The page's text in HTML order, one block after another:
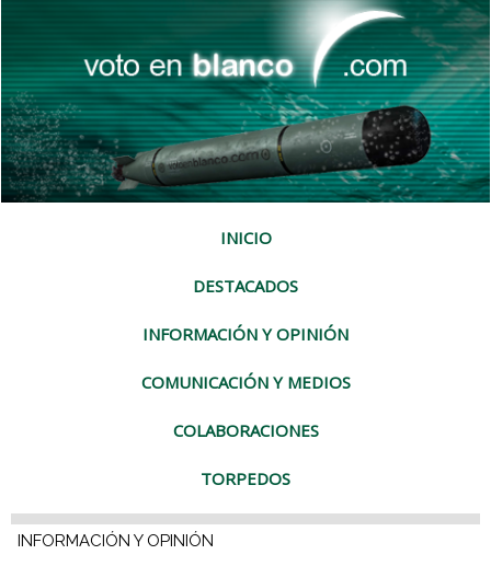
INICIO
DESTACADOS
INFORMACIÓN Y OPINIÓN
COMUNICACIÓN Y MEDIOS
COLABORACIONES
TORPEDOS
INFORMACIÓN Y OPINIÓN